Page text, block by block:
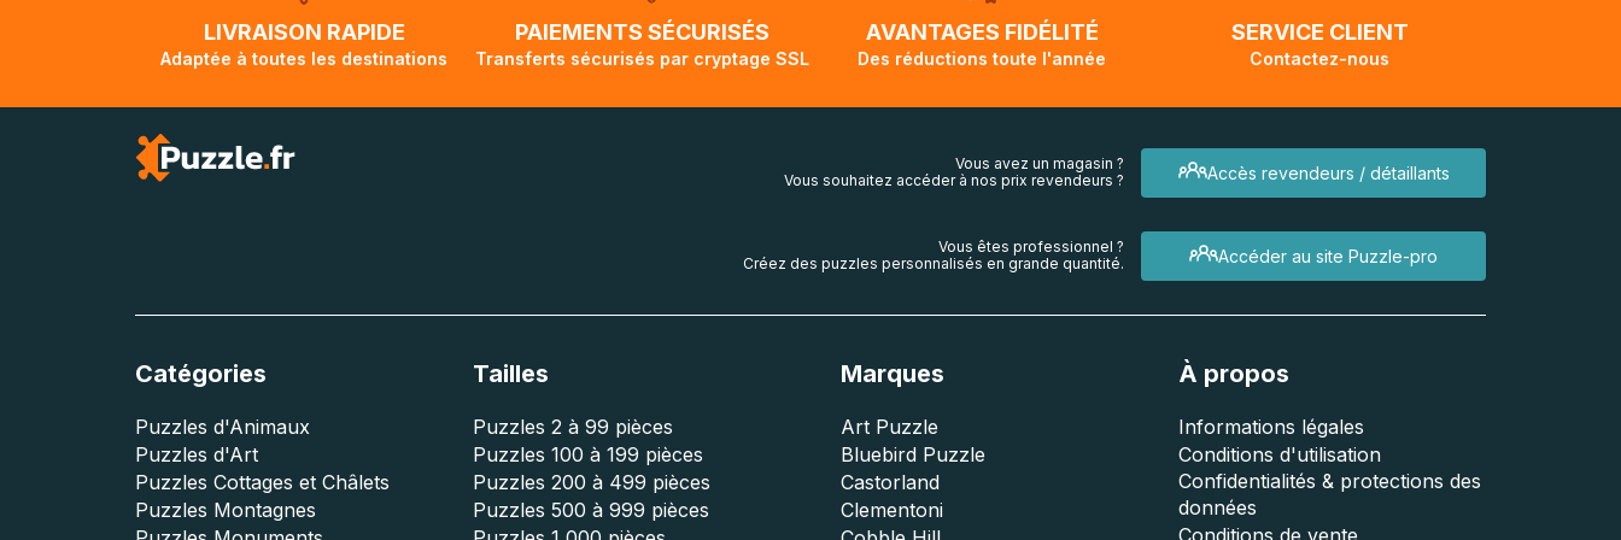
lorsque votre colis aura touché terre.
LIVRAISON RAPIDE
Adaptée à toutes les destinations
PAIEMENTS SÉCURISÉS
Transferts sécurisés par cryptage SSL
AVANTAGES FIDÉLITÉ
Des réductions toute l'année
SERVICE CLIENT
Contactez-nous
Accès revendeurs / détaillants
Vous avez un magasin ?
Vous souhaitez accéder à nos prix revendeurs ?
Accéder au site Puzzle-pro
Vous êtes professionnel ?
Créez des puzzles personnalisés en grande quantité.
Catégories
Puzzles d'Animaux
Puzzles d'Art
Puzzles Cottages et Châlets
Puzzles Montagnes
Tailles
Puzzles 2 à 99 pièces
Puzzles 100 à 199 pièces
Puzzles 200 à 499 pièces
Puzzles 500 à 999 pièces
Marques
Art Puzzle
Bluebird Puzzle
Castorland
Clementoni
À propos
Informations légales
Conditions d'utilisation
Confidentialités & protections des
données
Conditions de vente